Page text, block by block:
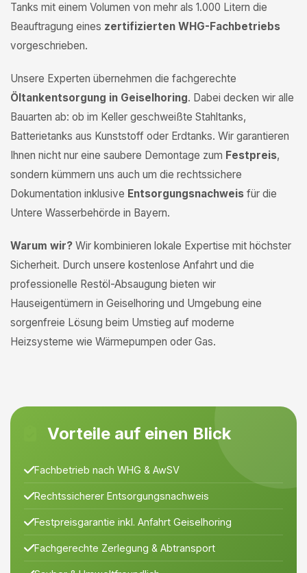
Tanks mit einem Volumen von mehr als 1.000 Litern die
Beauftragung eines zertifizierten WHG-Fachbetriebs
vorgeschrieben.
Unsere Experten übernehmen die fachgerechte
Öltankentsorgung in Geiselhoring. Dabei decken wir alle
Bauarten ab: ob im Keller geschweißte Stahltanks,
Batterietanks aus Kunststoff oder Erdtanks. Wir garantieren
Ihnen nicht nur eine saubere Demontage zum Festpreis,
sondern kümmern uns auch um die rechtssichere
Dokumentation inklusive Entsorgungsnachweis für die
Untere Wasserbehörde in Bayern.
Warum wir? Wir kombinieren lokale Expertise mit höchster
Sicherheit. Durch unsere kostenlose Anfahrt und die
professionelle Restöl-Absaugung bieten wir
Hauseigentümern in Geiselhoring und Umgebung eine
sorgenfreie Lösung beim Umstieg auf moderne
Heizsysteme wie Wärmepumpen oder Gas.
Vorteile auf einen Blick
Fachbetrieb nach WHG & AwSV
Rechtssicherer Entsorgungsnachweis
Festpreisgarantie inkl. Anfahrt Geiselhoring
Fachgerechte Zerlegung & Abtransport